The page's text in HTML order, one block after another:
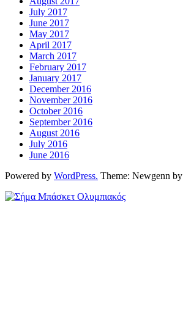
July 2017
June 2017
May 2017
April 2017
March 2017
February 2017
January 2017
December 2016
November 2016
October 2016
September 2016
August 2016
July 2016
June 2016
Powered by WordPress. Theme: Newgenn by